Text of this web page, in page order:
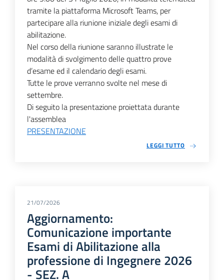
tramite la piattaforma Microsoft Teams, per
partecipare alla riunione iniziale degli esami di
abilitazione.
Nel corso della riunione saranno illustrate le
modalità di svolgimento delle quattro prove
d’esame ed il calendario degli esami.
Tutte le prove verranno svolte nel mese di
settembre.
Di seguito la presentazione proiettata durante
l'assemblea
PRESENTAZIONE
LEGGI TUTTO
21/07/2026
Aggiornamento:
Comunicazione importante
Esami di Abilitazione alla
professione di Ingegnere 2026
- SEZ. A